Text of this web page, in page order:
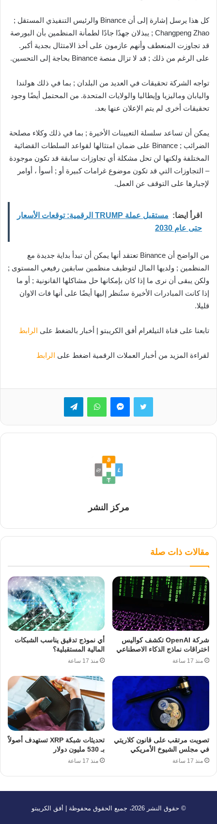
كل هذا يرسل إشارة إلى أن Binance والرئيس التنفيذي المستقل ;
Changpeng Zhao ; يبذلان جهدًا جادًا لطمأنة المنظمين بأن البورصة
قد تجاوزت المنعطف وأنهم عازمون على أخذ الامتثال بجدية أكبر.
على الرغم من ذلك ; قد لا تزال منصة Binance بحاجة إلى التحسين.
تواجه الشركة تحقيقات في العديد من البلدان ; بما في ذلك هولندا
واليابان وماليزيا وإيطاليا والولايات المتحدة. من المحتمل أيضًا وجود
تحقيقات أخرى لم يتم الإعلان عنها بعد.
يمكن أن تساعد سلسلة التعيينات الأخيرة ; بما في ذلك وكلاء مصلحة
الضرائب ; Binance على ضمان امتثالها لقواعد السلطات القضائية
المختلفة ولكنها لن تحل مشكلة أي تجاوزات سابقة قد تكون موجودة
– التجاوزات التي قد تكون موضوع غرامات كبيرة أو ; أسوأ ، أوامر
لإجبارها على التوقف عن العمل.
اقرأ ايضا:
مستقبل عملة TRUMP الرقمية: توقعات الأسعار
حتى عام 2030
من الواضح أن Binance تعتقد أنها يمكن أن تبدأ بداية جديدة مع
المنظمين ; ولديها المال لتوظيف منظمين سابقين رفيعي المستوى ;
ولكن يبقى أن نرى ما إذا كان بإمكانها حل مشاكلها القانونية ; أو ما
إذا كانت المبادرات الأخيرة ستُنظر إليها أيضًا على أنها فات الاوان
قليلا.
تابعنا على قناة التيلغرام أفق الكريبتو | أخبار بالضغط على الرابط
لقراءة المزيد من أخبار العملات الرقمية اضغط على الرابط
تويتر ماسنجرواتساب تيلقرام
مركز النشر
مقالات ذات صلة
شركة OpenAI تكشف كواليس
اختراقات نماذج الذكاء الاصطناعي
منذ 17 ساعة
أي نموذج تدقيق يناسب الشبكات
المالية المستقبلية؟
منذ 17 ساعة
تصويت مرتقب على قانون كلاريتي
في مجلس الشيوخ الأمريكي
منذ 17 ساعة
تحديثات شبكة XRP تستهدف أصولاً
بـ 530 مليون دولار
منذ 17 ساعة
© حقوق النشر 2026، جميع الحقوق محفوظة | أفق الكريبتو